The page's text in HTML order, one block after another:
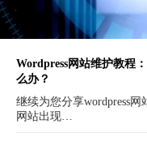
Wordpress网站维护教程
么办？
继续为您分享wordpress
网站出现…